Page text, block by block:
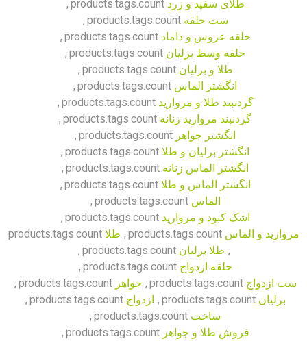
طلای سفید و زرد products.tags.count
,
ست حلقه products.tags.count
,
حلقه عروس و داماد products.tags.count
,
حلقه وسط برلیان products.tags.count
,
طلا و برلیان products.tags.count
,
انگشتر الماس products.tags.count
,
گردنبند طلا و مروارید products.tags.count
,
گردنبند مروارید زنانه products.tags.count
,
انگشتر جواهر products.tags.count
,
انگشتر برلیان و طلا products.tags.count
,
انگشتر الماس زنانه products.tags.count
,
انگشتر الماس و طلا products.tags.count
,
الماس products.tags.count
,
اشک کبود و مروارید products.tags.count
,
مروارید و الماس products.tags.count
, طلا products.tags.count
, طلا برلیان products.tags.count
,
حلقه ازدواج products.tags.count
,
ست ازدواج products.tags.count
, جواهر products.tags.count
,
برلیان products.tags.count
, ازدواج products.tags.count
,
ساخت products.tags.count
,
فروش طلا و جواهر products.tags.count
,